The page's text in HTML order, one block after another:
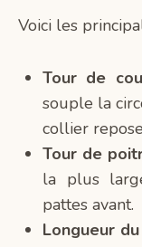
Voici les
Tour de cou
souple la
collier
Tour de
la plus
pattes avant.
Longueur